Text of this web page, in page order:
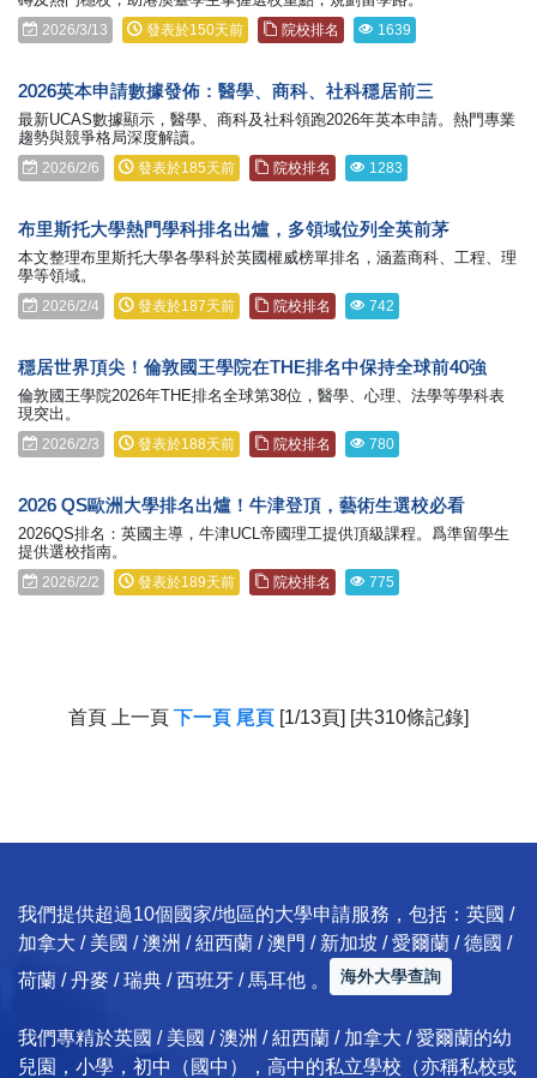
2026/3/13 發表於150天前 院校排名 1639
2026英本申請數據發佈：醫學、商科、社科穩居前三
最新UCAS數據顯示，醫學、商科及社科領跑2026年英本申請。熱門專業
趨勢與競爭格局深度解讀。
2026/2/6 發表於185天前 院校排名 1283
布里斯托大學熱門學科排名出爐，多領域位列全英前茅
本文整理布里斯托大學各學科於英國權威榜單排名，涵蓋商科、工程、理
學等領域。
2026/2/4 發表於187天前 院校排名 742
穩居世界頂尖！倫敦國王學院在THE排名中保持全球前40強
倫敦國王學院2026年THE排名全球第38位，醫學、心理、法學等學科表
現突出。
2026/2/3 發表於188天前 院校排名 780
2026 QS歐洲大學排名出爐！牛津登頂，藝術生選校必看
2026QS排名：英國主導，牛津UCL帝國理工提供頂級課程。爲準留學生
提供選校指南。
2026/2/2 發表於189天前 院校排名 775
首頁 上一頁 下一頁 尾頁 [1/13頁] [共310條記錄]
我們提供超過10個國家/地區的大學申請服務，包括：英國 /
加拿大 / 美國 / 澳洲 / 紐西蘭 / 澳門 / 新加坡 / 愛爾蘭 / 德國 /
荷蘭 / 丹麥 / 瑞典 / 西班牙 / 馬耳他 。
海外大學查詢
我們專精於英國 / 美國 / 澳洲 / 紐西蘭 / 加拿大 / 愛爾蘭的幼
兒園，小學，初中（國中），高中的私立學校（亦稱私校或